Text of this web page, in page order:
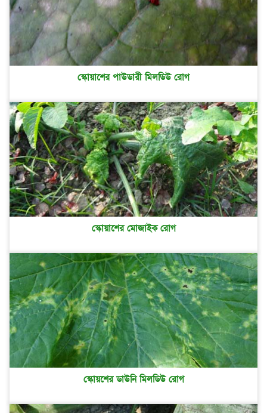
স্কোয়াশের পাউডারী মিলডিউ রোগ
স্কোয়াশের মোজাইক রোগ
স্কোয়শের ডাউনি মিলডিউ রোগ